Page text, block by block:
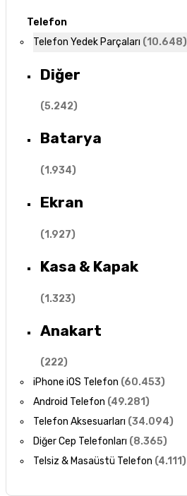
Telefon
Telefon Yedek Parçaları (10.648)
Diğer
(5.242)
Batarya
(1.934)
Ekran
(1.927)
Kasa & Kapak
(1.323)
Anakart
(222)
iPhone iOS Telefon (60.453)
Android Telefon (49.281)
Telefon Aksesuarları (34.094)
Diğer Cep Telefonları (8.365)
Telsiz & Masaüstü Telefon (4.111)